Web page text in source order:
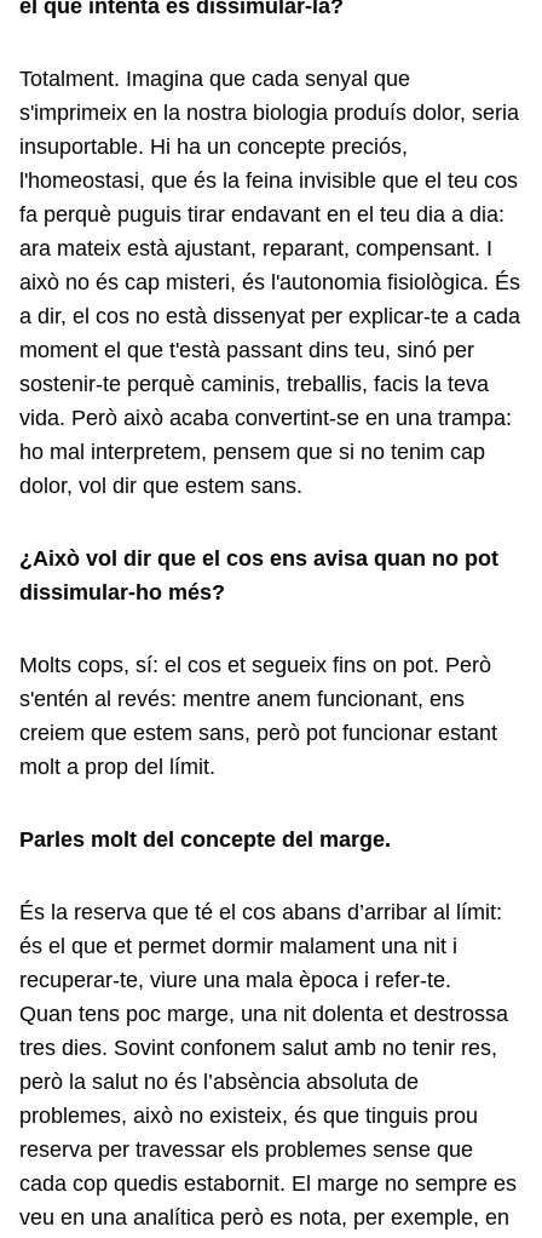
el que intenta és dissimular-la?
Totalment. Imagina que cada senyal que
s'imprimeix en la nostra biologia produís dolor, seria
insuportable. Hi ha un concepte preciós,
l'homeostasi, que és la feina invisible que el teu cos
fa perquè puguis tirar endavant en el teu dia a dia:
ara mateix està ajustant, reparant, compensant. I
això no és cap misteri, és l'autonomia fisiològica. És
a dir, el cos no està dissenyat per explicar-te a cada
moment el que t'està passant dins teu, sinó per
sostenir-te perquè caminis, treballis, facis la teva
vida. Però això acaba convertint-se en una trampa:
ho mal interpretem, pensem que si no tenim cap
dolor, vol dir que estem sans.
¿Això vol dir que el cos ens avisa quan no pot
dissimular-ho més?
Molts cops, sí: el cos et segueix fins on pot. Però
s'entén al revés: mentre anem funcionant, ens
creiem que estem sans, però pot funcionar estant
molt a prop del límit.
Parles molt del concepte del marge.
És la reserva que té el cos abans d’arribar al límit:
és el que et permet dormir malament una nit i
recuperar-te, viure una mala època i refer-te.
Quan tens poc marge, una nit dolenta et destrossa
tres dies. Sovint confonem salut amb no tenir res,
però la salut no és l’absència absoluta de
problemes, això no existeix, és que tinguis prou
reserva per travessar els problemes sense que
cada cop quedis estabornit. El marge no sempre es
veu en una analítica però es nota, per exemple, en